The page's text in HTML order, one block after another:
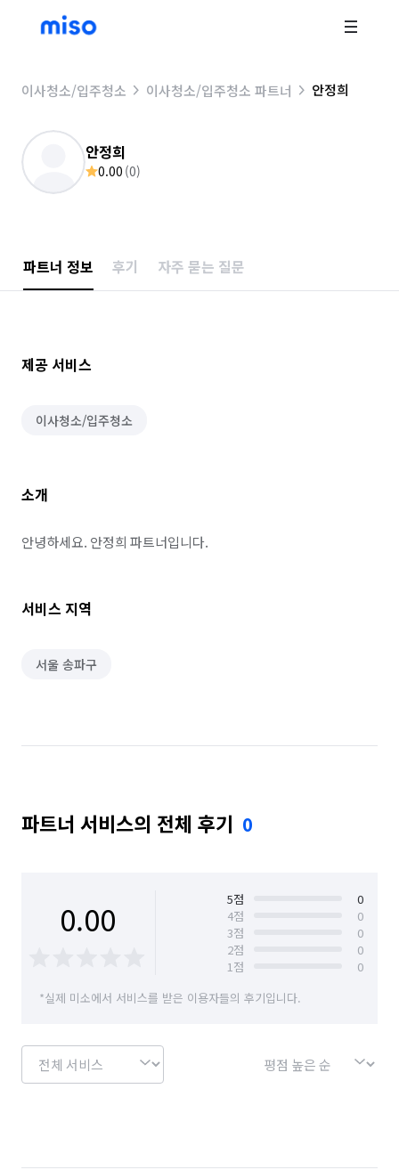
이사청소/입주청소 이사청소/입주청소 파트너 안정희
안정희
0.00 (0)
파트너 정보 후기 자주 묻는 질문
제공 서비스
이사청소/입주청소
소개
안녕하세요. 안정희 파트너입니다.
서비스 지역
서울 송파구
파트너 서비스의 전체 후기 0
0.00 5점
0
4점
0
3점
0
2점
0
1점
0
*실제 미소에서 서비스를 받은 이용자들의 후기입니다.